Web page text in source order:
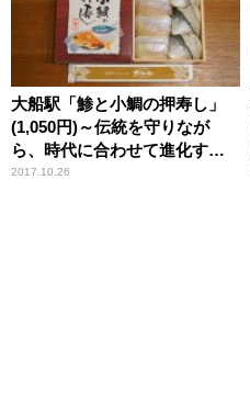
大船駅「鯵と小鯛の押寿し」
(1,050円)～伝統を守りなが
ら、時代に合わせて進化する
大船の味！
2017.10.26